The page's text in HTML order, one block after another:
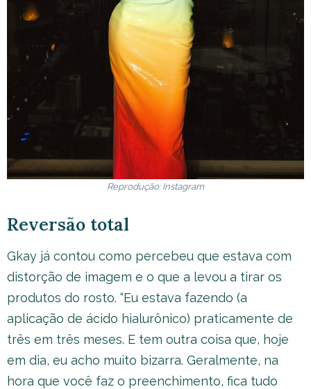
Reprodução: Instagram
Reversão total
Gkay já contou como percebeu que estava com
distorção de imagem e o que a levou a tirar os
produtos do rosto. “Eu estava fazendo (a
aplicação de ácido hialurônico) praticamente de
três em três meses. E tem outra coisa que, hoje
em dia, eu acho muito bizarra. Geralmente, na
hora que você faz o preenchimento, fica tudo